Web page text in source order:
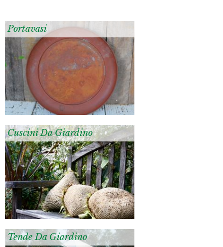
Portavasi
Cuscini Da Giardino
Tende Da Giardino